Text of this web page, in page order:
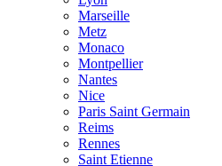
Marseille
Metz
Monaco
Montpellier
Nantes
Nice
Paris Saint Germain
Reims
Rennes
Saint Etienne